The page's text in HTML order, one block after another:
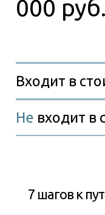
7 шагов к